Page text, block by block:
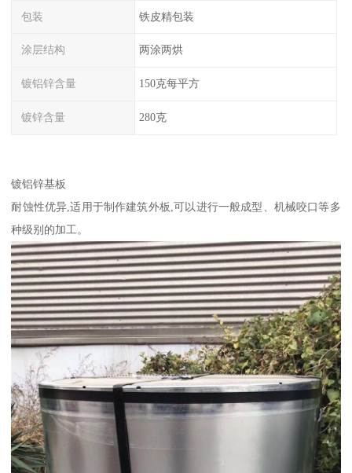
包装 铁皮精包装
涂层结构 两涂两烘
镀铝锌含量 150克每平方
镀锌含量 280克
镀铝锌基板
耐蚀性优异,适用于制作建筑外板,可以进行一般成型、机械咬口等多
种级别的加工。